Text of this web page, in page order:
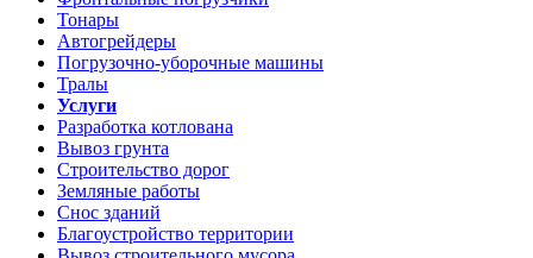
Тонары
Автогрейдеры
Погрузочно-уборочные машины
Тралы
Услуги
Разработка котлована
Вывоз грунта
Строительство дорог
Земляные работы
Снос зданий
Благоустройство территории